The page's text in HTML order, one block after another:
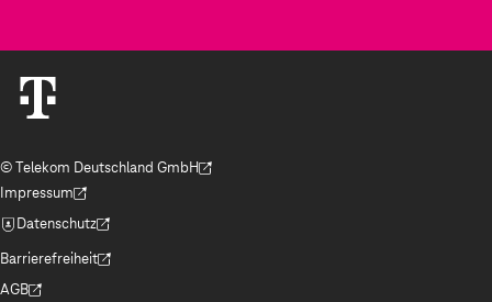
© Telekom Deutschland GmbH
(Der Link wird in einem neuen Tab geöffnet)
Impressum
(Der Link wird in einem neuen Tab geöffnet)
Datenschutz
(Der Link wird in einem neuen Tab geöffnet)
Barrierefreiheit
(Der Link wird in einem neuen Tab geöffnet)
AGB